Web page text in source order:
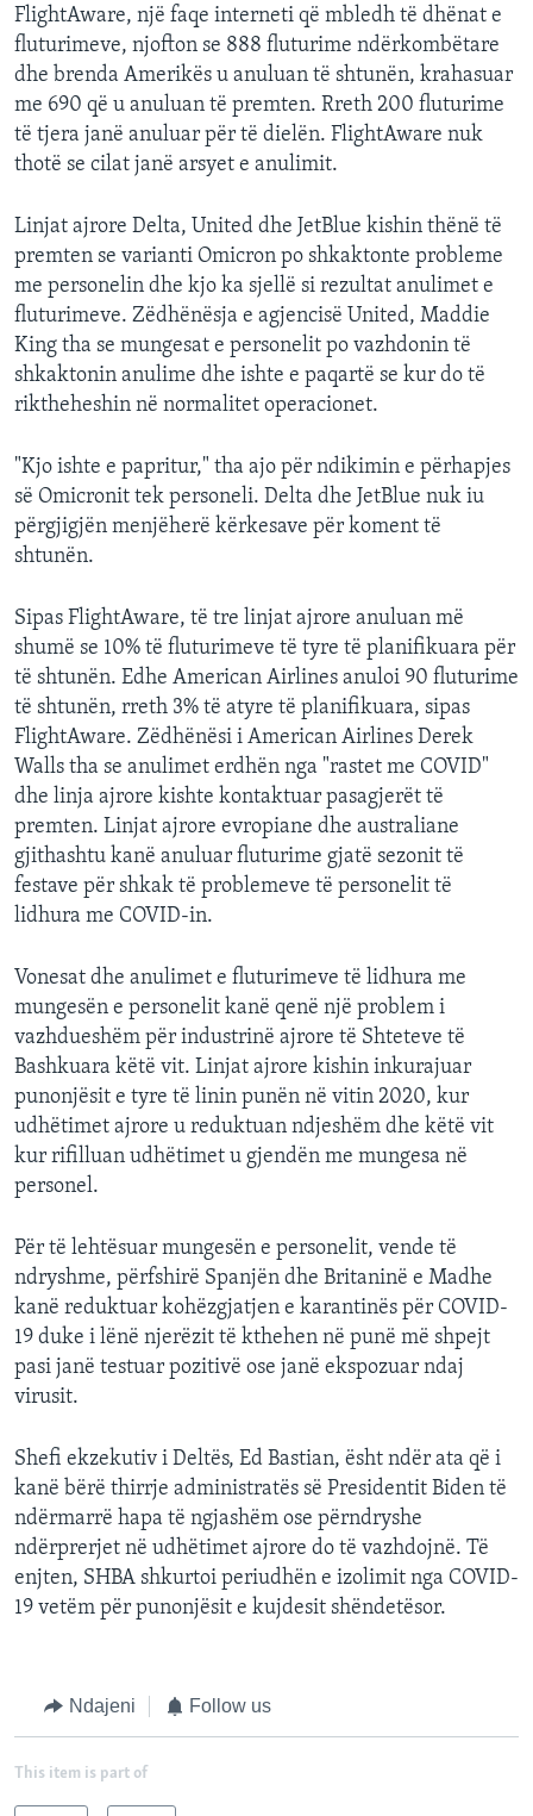
FlightAware, një faqe interneti që mbledh të dhënat e
fluturimeve, njofton se 888 fluturime ndërkombëtare
dhe brenda Amerikës u anuluan të shtunën, krahasuar
me 690 që u anuluan të premten. Rreth 200 fluturime
të tjera janë anuluar për të dielën. FlightAware nuk
thotë se cilat janë arsyet e anulimit.
Linjat ajrore Delta, United dhe JetBlue kishin thënë të
premten se varianti Omicron po shkaktonte probleme
me personelin dhe kjo ka sjellë si rezultat anulimet e
fluturimeve. Zëdhënësja e agjencisë United, Maddie
King tha se mungesat e personelit po vazhdonin të
shkaktonin anulime dhe ishte e paqartë se kur do të
riktheheshin në normalitet operacionet.
"Kjo ishte e papritur," tha ajo për ndikimin e përhapjes
së Omicronit tek personeli. Delta dhe JetBlue nuk iu
përgjigjën menjëherë kërkesave për koment të
shtunën.
Sipas FlightAware, të tre linjat ajrore anuluan më
shumë se 10% të fluturimeve të tyre të planifikuara për
të shtunën. Edhe American Airlines anuloi 90 fluturime
të shtunën, rreth 3% të atyre të planifikuara, sipas
FlightAware. Zëdhënësi i American Airlines Derek
Walls tha se anulimet erdhën nga "rastet me COVID"
dhe linja ajrore kishte kontaktuar pasagjerët të
premten. Linjat ajrore evropiane dhe australiane
gjithashtu kanë anuluar fluturime gjatë sezonit të
festave për shkak të problemeve të personelit të
lidhura me COVID-in.
Vonesat dhe anulimet e fluturimeve të lidhura me
mungesën e personelit kanë qenë një problem i
vazhdueshëm për industrinë ajrore të Shteteve të
Bashkuara këtë vit. Linjat ajrore kishin inkurajuar
punonjësit e tyre të linin punën në vitin 2020, kur
udhëtimet ajrore u reduktuan ndjeshëm dhe këtë vit
kur rifilluan udhëtimet u gjendën me mungesa në
personel.
Për të lehtësuar mungesën e personelit, vende të
ndryshme, përfshirë Spanjën dhe Britaninë e Madhe
kanë reduktuar kohëzgjatjen e karantinës për COVID-
19 duke i lënë njerëzit të kthehen në punë më shpejt
pasi janë testuar pozitivë ose janë ekspozuar ndaj
virusit.
Shefi ekzekutiv i Deltës, Ed Bastian, ësht ndër ata që i
kanë bërë thirrje administratës së Presidentit Biden të
ndërmarrë hapa të ngjashëm ose përndryshe
ndërprerjet në udhëtimet ajrore do të vazhdojnë. Të
enjten, SHBA shkurtoi periudhën e izolimit nga COVID-
19 vetëm për punonjësit e kujdesit shëndetësor.
Ndajeni Follow us
This item is part of